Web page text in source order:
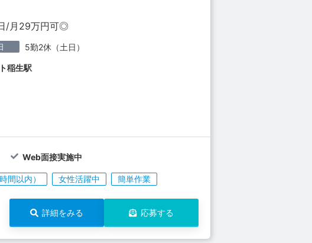
/月29万円可◎
5勤2休（土日）
稲生駅
Web面接実施中
間以内） 女性活躍中 簡単作業
詳細をみる 応募する